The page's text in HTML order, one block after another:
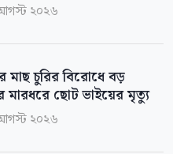
২০২৬
চুরির বিরোধে বড়
মারধরে ছোট ভাইয়ের মৃত্যু
২০২৬